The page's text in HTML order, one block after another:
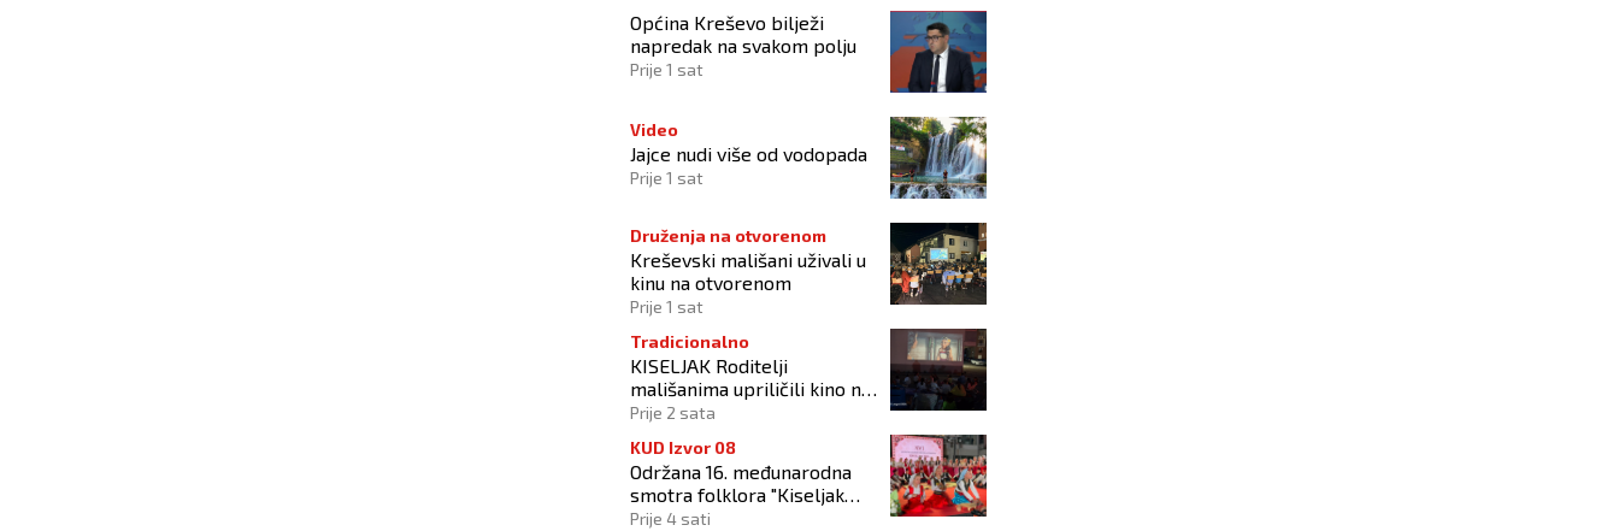
Općina Kreševo bilježi
napredak na svakom polju
Prije 1 sat
Video
Jajce nudi više od vodopada
Prije 1 sat
Druženja na otvorenom
Kreševski mališani uživali u
kinu na otvorenom
Prije 1 sat
Tradicionalno
KISELJAK Roditelji
mališanima upriličili kino na
otvorenom
Prije 2 sata
KUD Izvor 08
Održana 16. međunarodna
smotra folklora "Kiseljak
2026"
Prije 4 sati